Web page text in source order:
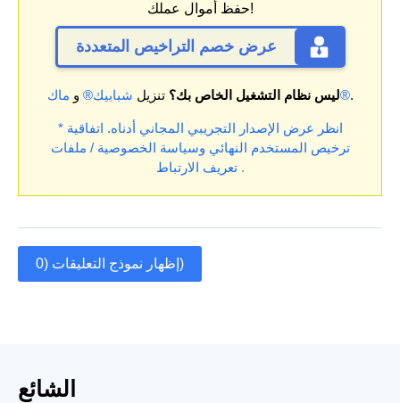
حفظ أموال عملك!
عرض خصم التراخيص المتعددة
ليس نظام التشغيل الخاص بك؟ تنزيل شبابيك® و ماك®.
* انظر عرض الإصدار التجريبي المجاني أدناه. اتفاقية
ترخيص المستخدم النهائي وسياسة الخصوصية / ملفات
تعريف الارتباط.
إظهار نموذج التعليقات (0)
الشائع